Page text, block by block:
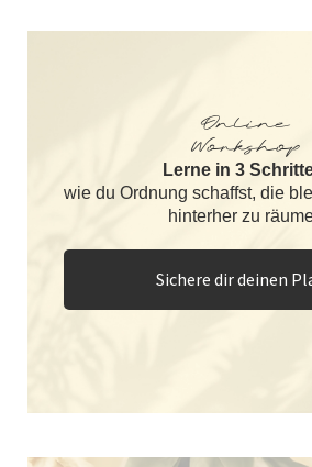
Online
Workshop
Lerne in 3
wie du Ordnung schaffst, die
hinterher zu
Sichere dir deinen